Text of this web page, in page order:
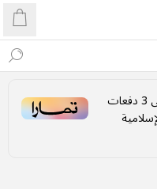
3دفعات